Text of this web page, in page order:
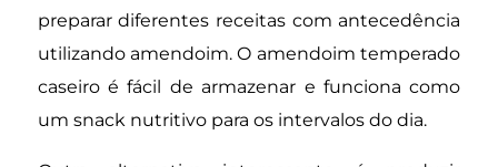
preparar diferentes receitas com antecedência
utilizando amendoim. O amendoim temperado
caseiro é fácil de armazenar e funciona como
um snack nutritivo para os intervalos do dia.